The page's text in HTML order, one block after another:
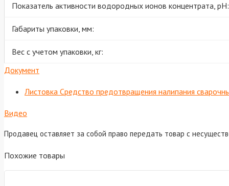
Показатель активности водородных ионов концентрата, рН:
Габариты упаковки, мм:
Вес с учетом упаковки, кг:
Документ
Листовка Средство предотвращения налипания
Видео
Продавец оставляет за собой право передать товар с
Похожие товары